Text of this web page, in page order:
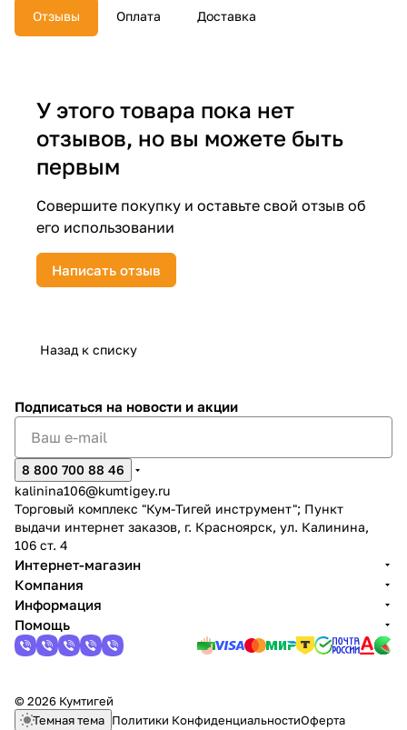
Отзывы Оплата Доставка
У этого товара пока нет
отзывов, но вы можете быть
первым
Совершите покупку и оставьте свой отзыв об
его использовании
Написать отзыв
Назад к списку
Подписаться на новости и акции
8 800 700 88 46
kalinina106@kumtigey.ru
Торговый комплекс "Кум-Тигей инструмент"; Пункт
выдачи интернет заказов, г. Красноярск, ул. Калинина,
106 ст. 4
Интернет-магазин
Компания
Информация
Помощь
© 2026 Кумтигей
Темная тема Политики КонфиденциальностиОферта
раз в 2 недели
Остались вопросы?